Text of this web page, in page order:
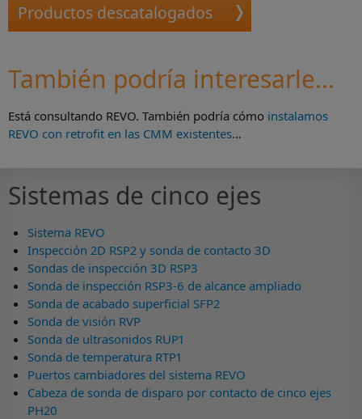
Productos descatalogados
También podría interesarle...
Está consultando REVO. También podría cómo instalamos
REVO con retrofit en las CMM existentes…
Sistemas de cinco ejes
Sistema REVO
Inspección 2D RSP2 y sonda de contacto 3D
Sondas de inspección 3D RSP3
Sonda de inspección RSP3-6 de alcance ampliado
Sonda de acabado superficial SFP2
Sonda de visión RVP
Sonda de ultrasonidos RUP1
Sonda de temperatura RTP1
Puertos cambiadores del sistema REVO
Cabeza de sonda de disparo por contacto de cinco ejes
PH20